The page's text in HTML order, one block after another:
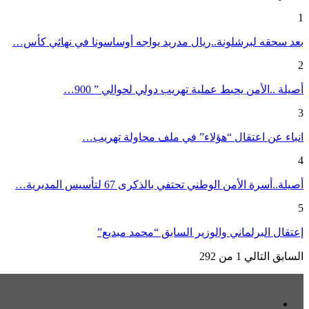
1
بعد سحقه لبرشلونة..ريال مدريد يواجه أوساسونا في نهائي كأس…
2
أصيلة ..الأمن يحبط عملية تهريب دولي لحوالي ” 900…
3
انباء عن اعتقال “هؤلاء” في ملف محاولة تهريب…
4
أصيلة..أسرة الأمن الوطني تحتفي بالذكرى 67 لتأسيس المديرية…
5
إعتقال البرلماني والوزير السابق “محمد مبديع”
السابق التالي 1 من 292